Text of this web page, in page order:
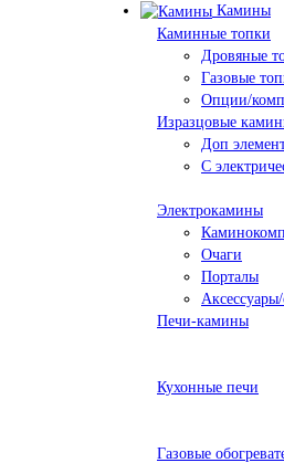
Камины
Каминные топки
Дровяные
Газовые
Опции/
Изразцовые
Доп
С
Электрокамины
Очаги
Порталы
Печи-камины
Кухонные печи
Газовые